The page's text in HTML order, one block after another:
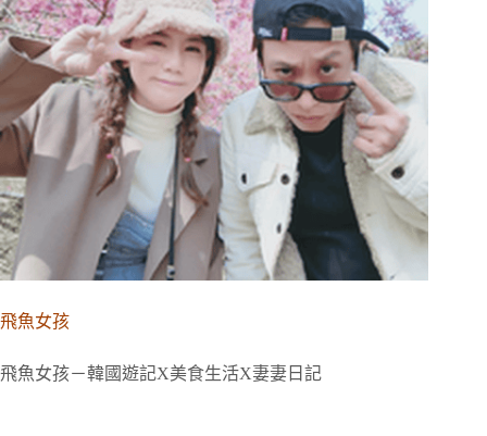
飛魚女孩
飛魚女孩－韓國遊記X美食生活X妻妻日記